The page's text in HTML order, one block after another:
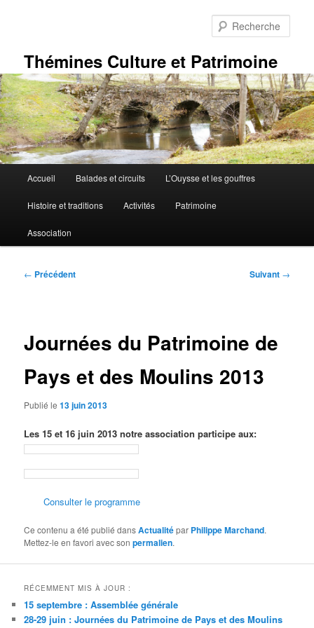
Thémines Culture et Patrimoine
principal
Accueil Balades et circuits L’Ouysse et les gouffres
Histoire et traditions Activités Patrimoine
Association
Navigation
← Précédent Suivant →
Journées du Patrimoine de
Pays et des Moulins 2013
Publié le13 juin 2013
Les 15 et 16 juin 2013 notre association participe aux:
Consulter le programme
Ce contenu a été publié dansActualitépar Philippe Marchand.
Mettez-le en favori avec sonpermalien.
RÉCEMMENT MIS À JOUR :
15 septembre : Assemblée générale
28-29 juin : Journées du Patrimoine de Pays et des Moulins